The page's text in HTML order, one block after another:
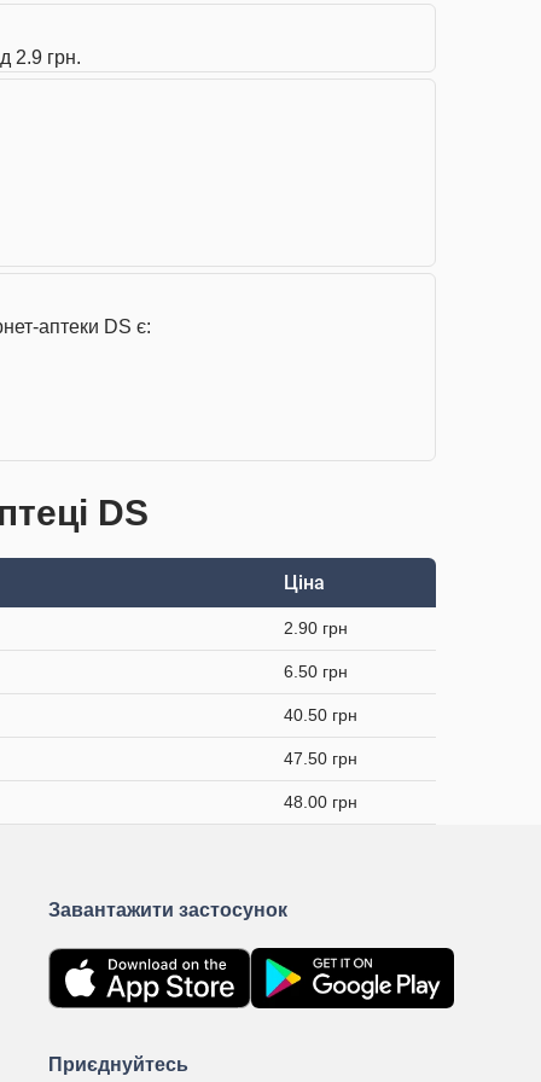
2.9 грн.
аптеки DS є:
DS
Ціна
2.90 грн
6.50 грн
40.50 грн
47.50 грн
48.00 грн
Завантажити застосунок
Приєднуйтесь